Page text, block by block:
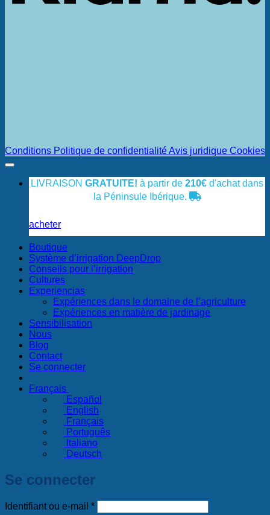
Conditions Politique de confidentialitéAvis juridique Cookies
LIVRAISON GRATUITE! à partir de 210€ d'achat dans
la Péninsule Ibérique.
acheter
Boutique
Système d’irrigation DeepDrop
Conseils pour l’irrigation
Cultures
Experiencias
Expériences dans le domaine de l’agriculture
Expériences en matière de jardinage
Sensibilisation
Nous
Blog
Contact
Se connecter
Français
Español
English
Français
Português
Italiano
Deutsch
Se connecter
Identifiant ou e-mail *Obligatoire